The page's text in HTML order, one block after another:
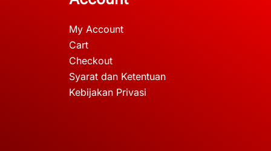
My Account
Cart
Checkout
Syarat dan Ketentuan
Kebijakan Privasi